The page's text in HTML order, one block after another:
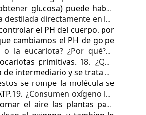
glucosa) puede haber
directamente en las
el PH del cuerpo, por
cambiamos el PH de golpe
la eucariota? ¿Por qué?La
primitivas. 18. ¿Qué
de intermediario y se trata de
se rompe la molécula se
19. ¿Consumen oxígeno las
el aire las plantas para